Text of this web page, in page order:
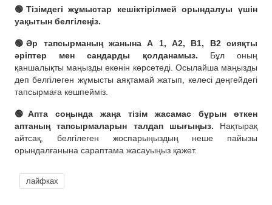
🟢Тізімдегі жұмыстар кешіктірілмей орындалуы үшін
уақытын белгілеңіз.
🟢Әр тапсырманың жанына А 1, А2, В1, В2 сияқты
әріптер мен сандарды қолданамыз. Бұл оның
қаншалықты маңызды екенін көрсетеді. Осылайша маңызды
деп белгілеген жұмысты аяқтамай жатып, келесі деңгейдегі
тапсырмаға көшпейміз.
🟢Апта соңында жаңа тізім жасамас бұрын өткен
аптаның тапсырмаларын талдап шығыңыз. Нақтырақ
айтсақ, белгілеген жоспарыңыздың неше пайызы
орындалғанына сараптама жасауыңыз қажет.
лайфках